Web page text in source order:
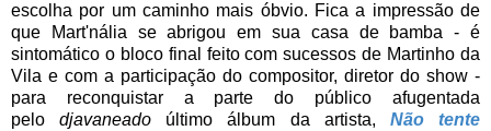
escolha por um caminho mais óbvio. Fica a impressão de
que Mart'nália se abrigou em sua casa de bamba - é
sintomático o bloco final feito com sucessos de Martinho da
Vila e com a participação do compositor, diretor do show -
para reconquistar a parte do público afugentada
pelodjavaneado último álbum da artista, Não tente